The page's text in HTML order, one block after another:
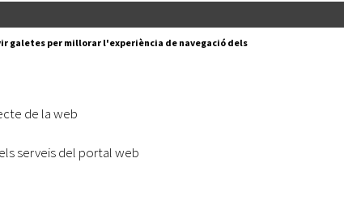
Layret, s/n
Segueix-nos a:
galetes per millorar l'experiència de navegació dels
de la web
serveis del portal web